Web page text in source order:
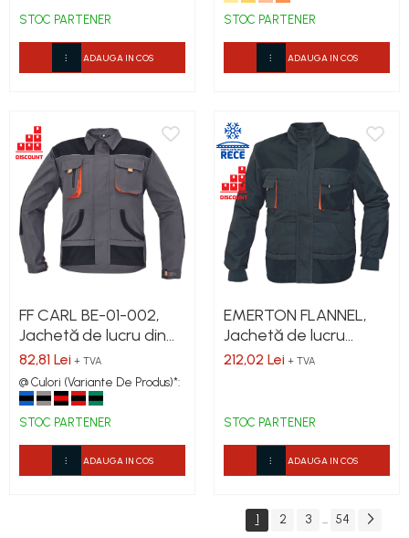
STOC PARTENER
ADAUGA IN COS
STOC PARTENER
ADAUGA IN COS
FF CARL BE-01-002,
Jachetă de lucru din
tercot, 235 g/mp
82,81 Lei + TVA
@ Culori (Variante De Produs)*:
STOC PARTENER
ADAUGA IN COS
EMERTON FLANNEL,
Jachetă de lucru
termoizolată din
212,02 Lei + TVA
STOC PARTENER
ADAUGA IN COS
1 2 3 ... 54